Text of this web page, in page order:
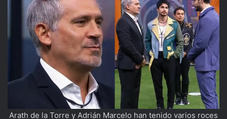
Arath de la Torre y Adrián Marcelo han tenido varios roces